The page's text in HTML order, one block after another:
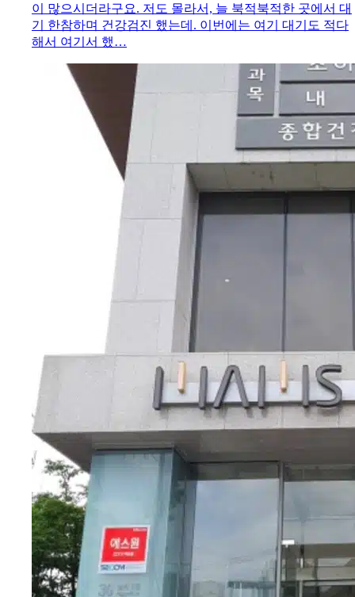
이 많으시더라구요. 저도 몰라서, 늘 북적북적한 곳에서 대
기 한참하며 건강검진 했는데. 이번에는 여기 대기도 적다
해서 여기서 했…